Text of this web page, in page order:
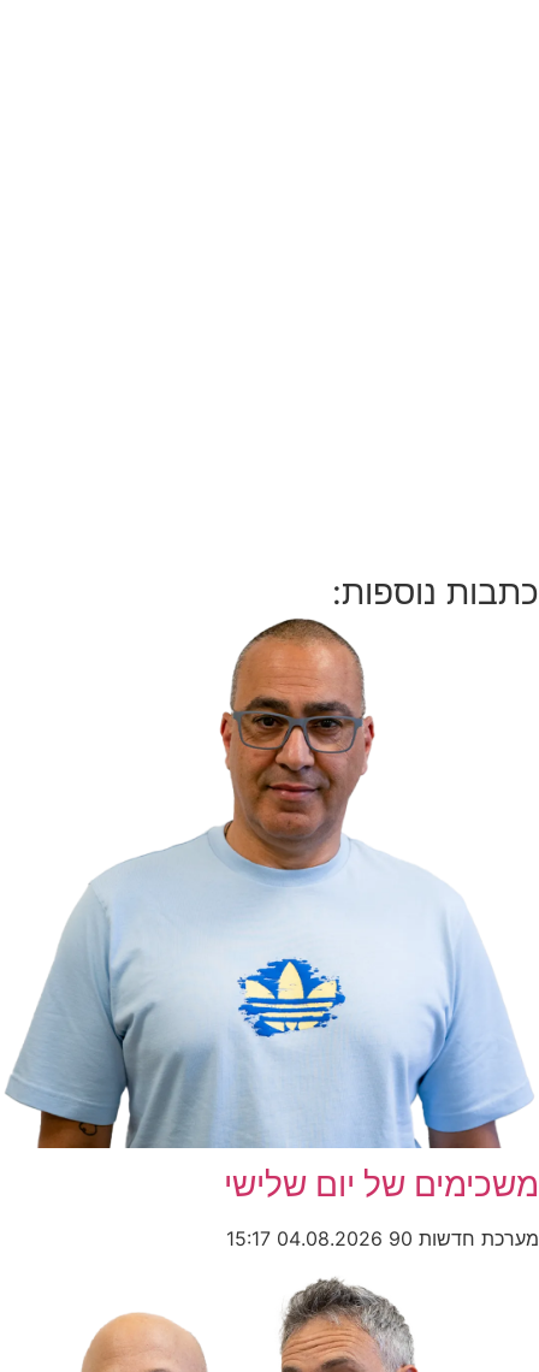
כתבות נוספות:
משכימים של יום שלישי
מערכת חדשות 90 04.08.2026
15:17